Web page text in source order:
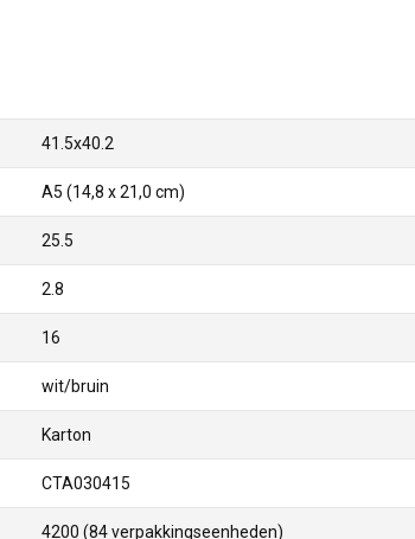
41.5x40.2
A5 (14,8 x 21,0 cm)
25.5
2.8
16
wit/bruin
Karton
CTA030415
4200 (84 verpakkingseenheden)